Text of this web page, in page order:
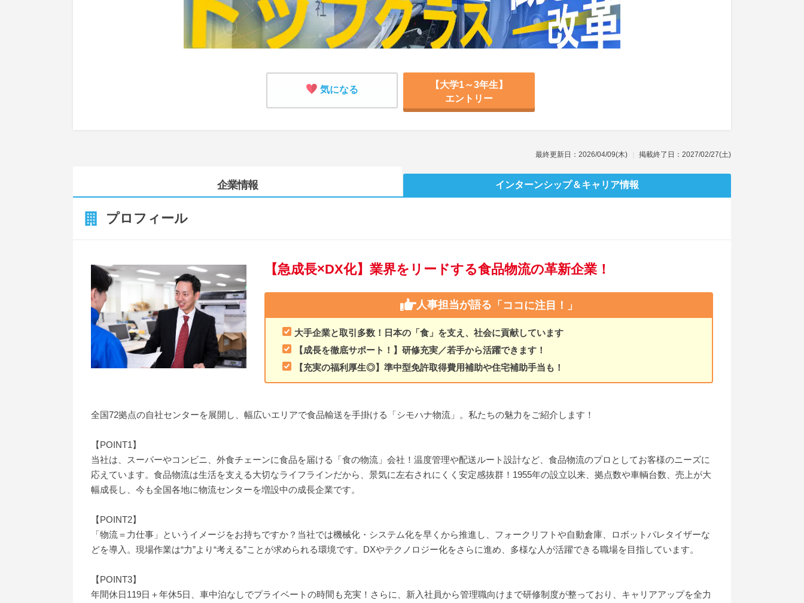
気になる
【大学1～3年生】
エントリー
最終更新日：2026/04/09(木) 掲載終了日：2027/02/27(土)
企業情報 インターンシップ＆キャリア情報
プロフィール
【急成長×DX化】業界をリードする食品物流の革新企業！
人事担当が語る 「ココに注目！」
大手企業と取引多数！日本の「食」を支え、社会に貢献しています
【成長を徹底サポート！】研修充実／若手から活躍できます！
【充実の福利厚生◎】準中型免許取得費用補助や住宅補助手当も！
全国72拠点の自社センターを展開し、幅広いエリアで食品輸送を手掛ける「シモハナ物流」。私たちの魅力をご紹介します！
【POINT1】
当社は、スーパーやコンビニ、外食チェーンに食品を届ける「食の物流」会社！温度管理や配送ルート設計など、食品物流のプロとしてお客様のニーズに
応えています。食品物流は生活を支える大切なライフラインだから、景気に左右されにくく安定感抜群！1955年の設立以来、拠点数や車輌台数、売上が大
幅成長し、今も全国各地に物流センターを増設中の成長企業です。
【POINT2】
「物流＝力仕事」というイメージをお持ちですか？当社では機械化・システム化を早くから推進し、フォークリフトや自動倉庫、ロボットパレタイザーな
どを導入。現場作業は“力”より“考える”ことが求められる環境です。DXやテクノロジー化をさらに進め、多様な人が活躍できる職場を目指しています。
【POINT3】
年間休日119日＋年休5日、車中泊なしでプライベートの時間も充実！さらに、新入社員から管理職向けまで研修制度が整っており、キャリアアップを全力